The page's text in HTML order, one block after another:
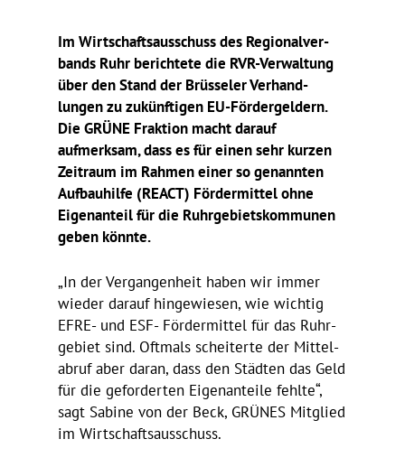
Im Wirt­schafts­aus­schuss des Regio­nal­ver­
bands Ruhr berich­tete die RVR-Verwal­tung
über den Stand der Brüs­seler Verhand­
lungen zu zukünf­tigen EU-Förder­gel­dern.
Die GRÜNE Frak­tion macht darauf
aufmerksam, dass es für einen sehr kurzen
Zeit­raum im Rahmen einer so genannten
Aufbau­hilfe (REACT) Förder­mittel ohne
Eigen­an­teil für die Ruhr­ge­biets­kom­munen
geben könnte.
„In der Vergan­gen­heit haben wir immer
wieder darauf hinge­wiesen, wie wichtig
EFRE- und ESF- Förder­mittel für das Ruhr­
ge­biet sind. Oftmals schei­terte der Mittel­
abruf aber daran, dass den Städten das Geld
für die gefor­derten Eigen­an­teile fehlte“,
sagt Sabine von der Beck, GRÜNES Mitglied
im Wirtschaftsausschuss.